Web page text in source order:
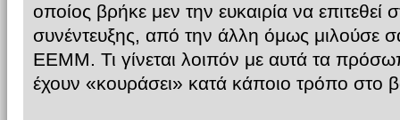
οποίος βρήκε μεν την ευκαιρία να
συνέντευξης, από την άλλη όμως μιλούσε
ΕΕΜΜ. Τι γίνεται λοιπόν με αυτά τα
έχουν «κουράσει» κατά κάποιο τρόπο στο